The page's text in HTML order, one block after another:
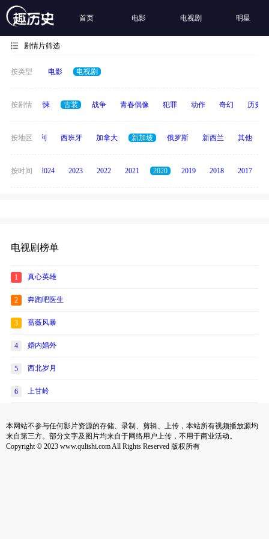
首页 电影 电视剧 明星
剧情片筛选
按类型 电影 电视剧
按剧情
动画 惊悚 古装 战争 青春偶像 犯罪 动作 奇幻 历史
按地区
度 意大利 西班牙 加拿大 新加坡 俄罗斯 新西兰 其他
按时间
2025 2024 2023 2022 2021 2020 2019 2018 2017
电视剧榜单
1 真心英雄
2 奔跑吧医生
3 蔷薇风暴
4 婚内婚外
5 西北岁月
6 上甘岭
本网站不参与任何影片资源的存储、录制、剪辑、上传，本站所有视频播放源均
来自第三方。部分文字及图片均来自于网络用户上传，不用于商业活动。
Copyright © 2023 www.qulishi.com All Rights Reserved 版权所有